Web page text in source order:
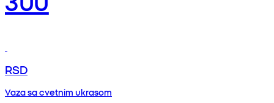
RSD
Vaza sa cvetnim ukrasom